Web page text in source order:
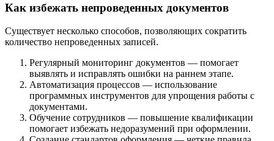
Как избежать непроведенных документов
Существует несколько способов, позволяющих сократить
количество непроведенных записей.
Регулярный мониторинг документов — помогает
выявлять и исправлять ошибки на раннем этапе.
Автоматизация процессов — использование
программных инструментов для упрощения работы с
документами.
Обучение сотрудников — повышение квалификации
помогает избежать недоразумений при оформлении.